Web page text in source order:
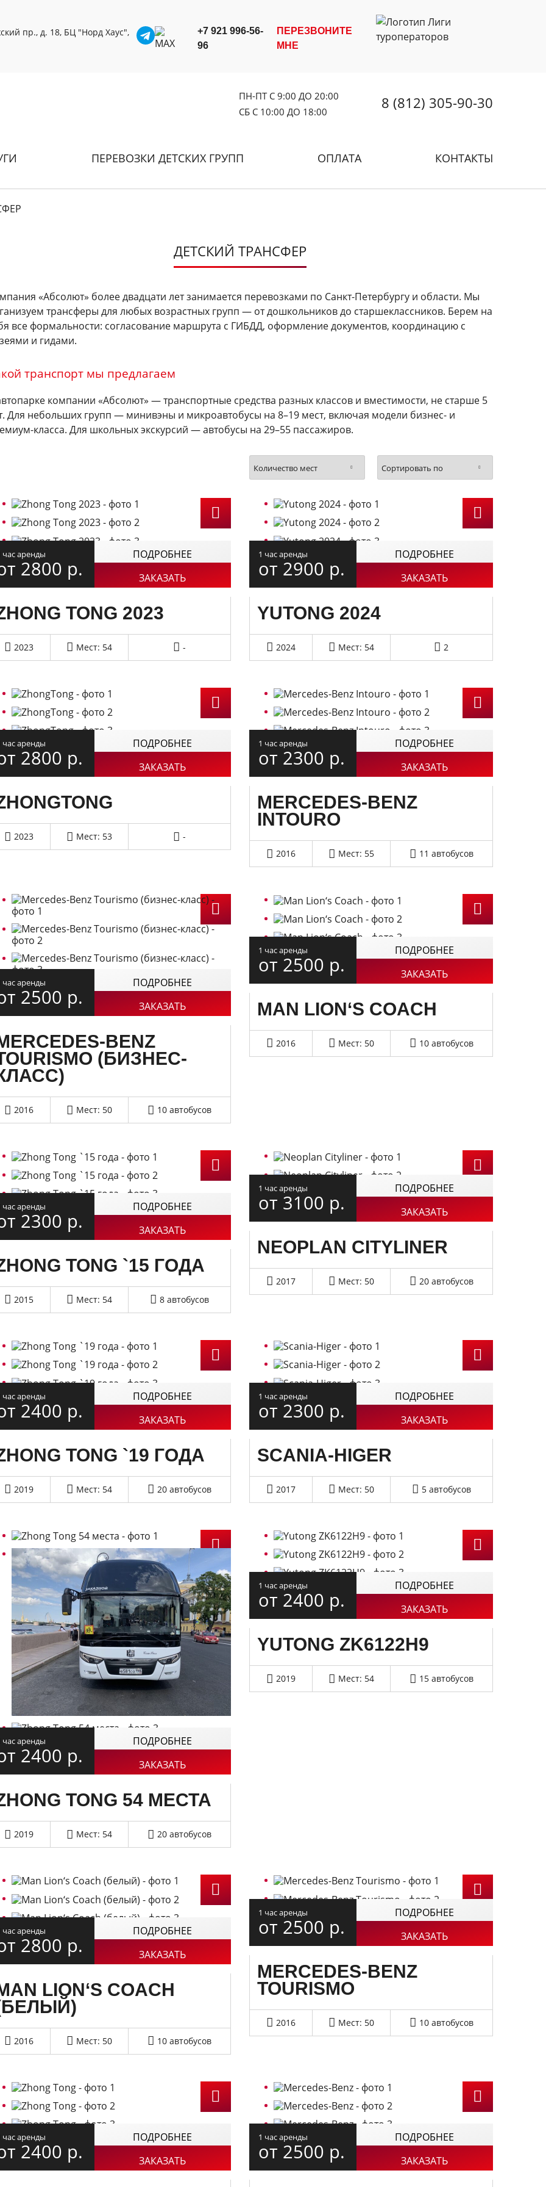
пр., д. 18, БЦ "Норд Хаус",
+7 921 996-56-
96
ПЕРЕЗВОНИТЕ
МНЕ
ПН-ПТ С 9:00 ДО 20:00
СБ С 10:00 ДО 18:00
8 (812) 305-90-30
ПЕРЕВОЗКИ ДЕТСКИХ ГРУПП ОПЛАТА КОНТАКТЫ
ДЕТСКИЙ ТРАНСФЕР
«Абсолют» более двадцати лет занимается перевозками по Санкт-Петербургу и области. Мы
трансферы для любых возрастных групп — от дошкольников до старшеклассников. Берем на
все формальности: согласование маршрута с ГИБДД, оформление документов, координацию с
и гидами.
транспорт мы предлагаем
компании «Абсолют» — транспортные средства разных классов и вместимости, не старше 5
Для небольших групп — минивэны и микроавтобусы на 8–19 мест, включая модели бизнес- и
класса. Для школьных экскурсий — автобусы на 29–55 пассажиров.
час аренды
2800 р.
ПОДРОБНЕЕ
ЗАКАЗАТЬ
TONG 2023
2023 Мест: 54 -
1 час аренды
от 2900 р.
ПОДРОБНЕЕ
ЗАКАЗАТЬ
YUTONG 2024
2024 Мест: 54 2
час аренды
2800 р.
ПОДРОБНЕЕ
ЗАКАЗАТЬ
2023 Мест: 53 -
1 час аренды
от 2300 р.
ПОДРОБНЕЕ
ЗАКАЗАТЬ
MERCEDES-BENZ
INTOURO
2016 Мест: 55 11 автобусов
час аренды
2500 р.
ПОДРОБНЕЕ
ЗАКАЗАТЬ
BENZ
(БИЗНЕС-
2016 Мест: 50 10 автобусов
1 час аренды
от 2500 р.
ПОДРОБНЕЕ
ЗАКАЗАТЬ
MAN LION‘S COACH
2016 Мест: 50 10 автобусов
час аренды
2300 р.
ПОДРОБНЕЕ
ЗАКАЗАТЬ
TONG `15 ГОДА
2015 Мест: 54 8 автобусов
1 час аренды
от 3100 р.
ПОДРОБНЕЕ
ЗАКАЗАТЬ
NEOPLAN CITYLINER
2017 Мест: 50 20 автобусов
час аренды
2400 р.
ПОДРОБНЕЕ
ЗАКАЗАТЬ
TONG `19 ГОДА
2019 Мест: 54 20 автобусов
1 час аренды
от 2300 р.
ПОДРОБНЕЕ
ЗАКАЗАТЬ
SCANIA-HIGER
2017 Мест: 50 5 автобусов
час аренды
2400 р.
ПОДРОБНЕЕ
ЗАКАЗАТЬ
TONG 54 МЕСТА
2019 Мест: 54 20 автобусов
1 час аренды
от 2400 р.
ПОДРОБНЕЕ
ЗАКАЗАТЬ
YUTONG ZK6122H9
2019 Мест: 54 15 автобусов
час аренды
2800 р.
ПОДРОБНЕЕ
ЗАКАЗАТЬ
LION‘S COACH
2016 Мест: 50 10 автобусов
1 час аренды
от 2500 р.
ПОДРОБНЕЕ
ЗАКАЗАТЬ
MERCEDES-BENZ
TOURISMO
2016 Мест: 50 10 автобусов
час аренды
2400 р.
ПОДРОБНЕЕ
ЗАКАЗАТЬ
1 час аренды
от 2500 р.
ПОДРОБНЕЕ
ЗАКАЗАТЬ